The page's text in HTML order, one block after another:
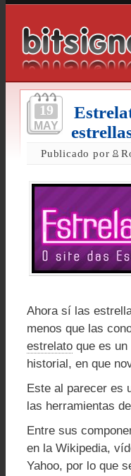
19
MAY
Publicado por
Ahora sí las
menos que las
estrelato que es
historial, en que
Este al parecer es
las herramientas
Entre sus
en la Wikipedia,
Yahoo, por lo que